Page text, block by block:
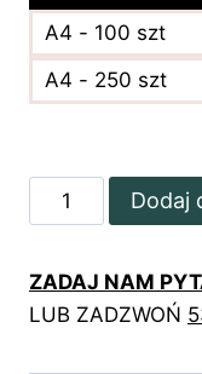
A4 - 100 szt
A4 - 250 szt
ilość
Złote
ukończenia
szkolenia
Dodaj
ZADAJ NAM
LUB ZADZWOŃ